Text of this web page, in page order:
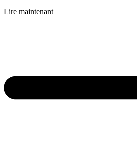
Lire maintenant